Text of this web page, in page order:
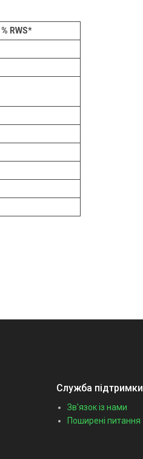
% RWS*
Служба підтримки
Зв'язок із нами
Поширені питання